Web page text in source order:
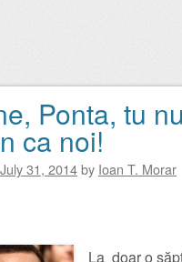
Ponta, tu
ca noi!
July 31, 2014by Ioan T. Morar
La doar o